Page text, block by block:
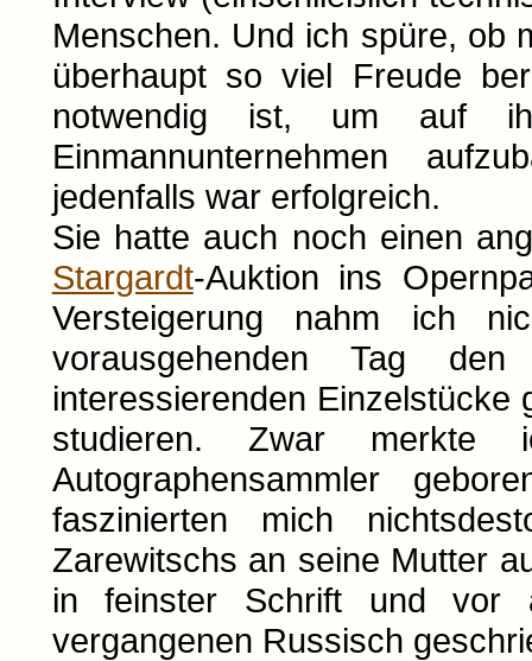
Menschen. Und ich spüre, ob
überhaupt so viel Freude
notwendig ist, um auf
Einmannunternehmen
jedenfalls war erfolgreich.
Sie hatte auch noch einen
Stargardt-Auktion ins
Versteigerung nahm ich
vorausgehenden Tag
interessierenden Einzelstücke
studieren. Zwar
Autographensammler
faszinierten mich
Zarewitschs an seine Mutter
in feinster Schrift und vor
vergangenen Russisch